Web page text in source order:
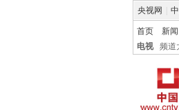
央视网
首页 新闻
电视
频道